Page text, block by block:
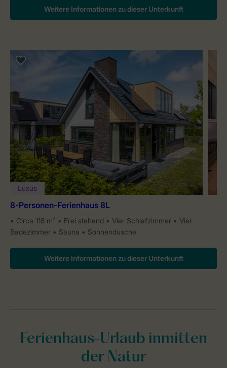
Weitere Informationen zu dieser Unterkunft
Luxus
8-Personen-Ferienhaus 8L
Circa 118 m² Frei stehend Vier Schlafzimmer
Vier
Badezimmer
Sauna Sonnendusche
Weitere Informationen zu dieser Unterkunft
Ferienhaus-Urlaub inmitten
der Natur